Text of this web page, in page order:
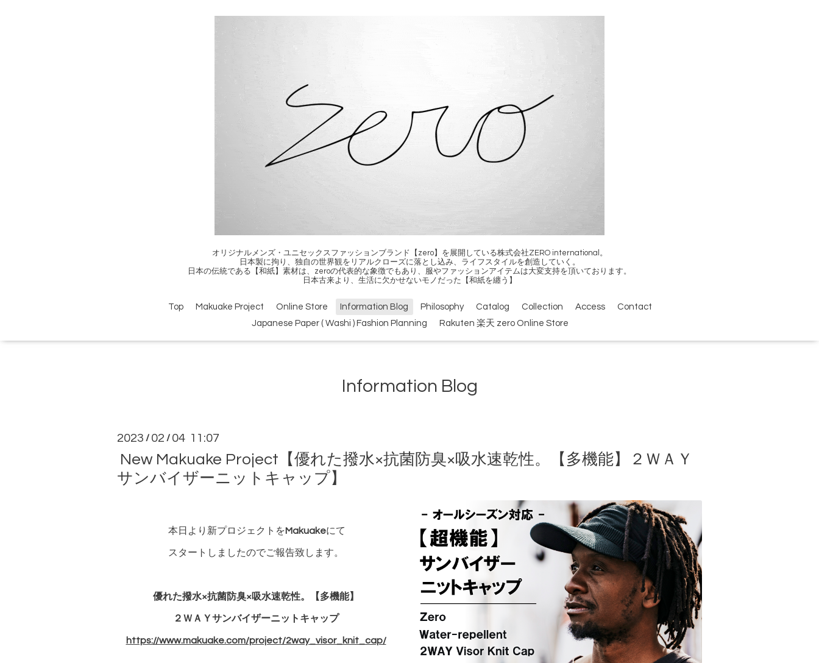
オリジナルメンズ・ユニセックスファッションブランド【zero】を展開している株式会社ZERO international。
日本製に拘り、独自の世界観をリアルクローズに落とし込み、ライフスタイルを創造していく。
日本の伝統である【和紙】素材は、zeroの代表的な象徴でもあり、服やファッションアイテムは大変支持を頂いております。
日本古来より、生活に欠かせないモノだった【和紙を纏う】
Top Makuake Project Online Store Information Blog Philosophy Catalog Collection Access
Contact
Japanese Paper ( Washi ) Fashion Planning
Rakuten 楽天 zero Online Store
Information Blog
2023 / 02 / 04 11:07
New Makuake Project【優れた撥水×抗菌防臭×吸水速乾性。【多機能】２ＷＡＹ
サンバイザーニットキャップ】
本日より新プロジェクトをMakuakeにて
スタートしましたのでご報告致します。
優れた撥水×抗菌防臭×吸水速乾性。【多機能】
２ＷＡＹサンバイザーニットキャップ
https://www.makuake.com/project/2way_visor_knit_cap/